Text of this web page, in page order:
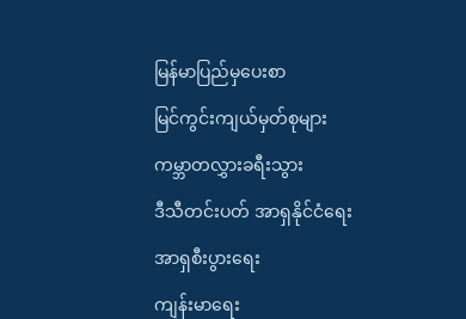
မြန်မာပြည်မှပေးစာ
မြင်ကွင်းကျယ်မှတ်စုများ
ကမ္ဘာတလွှားခရီးသွား
ဒီသီတင်းပတ် အာရှနိုင်ငံရေး
အာရှစီးပွားရေး
ကျန်းမာရေး